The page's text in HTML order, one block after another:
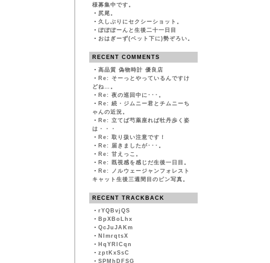
様募集中です。
・ 尻尾。
・ 久しぶりにセクシーショット。
・ ぽぽぽーんと生後二十一日目
・ おはぎーず(ベット下に)勢ぞろい。
RECENT COMMENTS
・ 高品質 偽物時計 優良店
・ Re: そーっとやっているんですけ
どね…。
・ Re: 夜の巡回中に･･･。
・ Re: 続・ジムニー君とチムニーち
ゃんの近況。
・ Re: 立てば芍薬座れば牡丹歩く姿
は・・・
・ Re: 取り扱い注意です！
・ Re: 届きましたが･･･。
・ Re: 甘えっこ。
・ Re: 既視感を感じだ生後一日目。
・ Re: ノルウェージャンフォレスト
キャット生後三週間目のピン写真。
RECENT TRACKBACK
・ rYQBvjQS
・ BpXBoLhx
・ QcJuJAKm
・ NImrqtsX
・ HqYRlCqn
・ zptKxSsC
・ SPMhDFSG